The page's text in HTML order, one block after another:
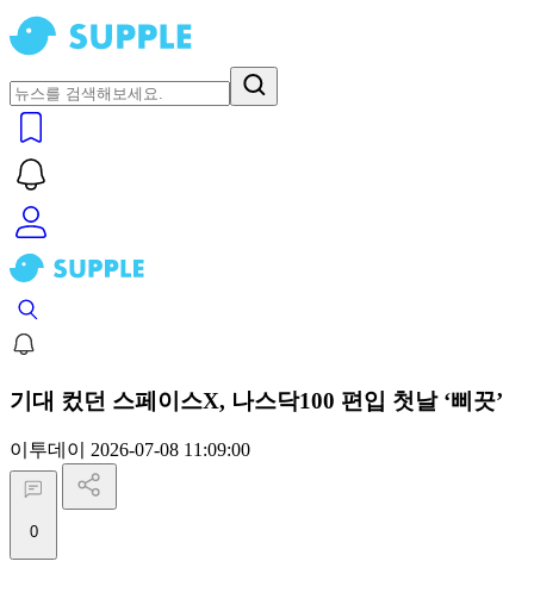
기대 컸던 스페이스X, 나스닥100 편입 첫날 ‘삐끗’
이투데이 2026-07-08 11:09:00
0